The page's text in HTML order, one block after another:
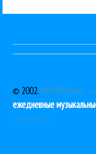
© 2002. ИА NEWSmuz -
ежедневные
Guruken.Ru